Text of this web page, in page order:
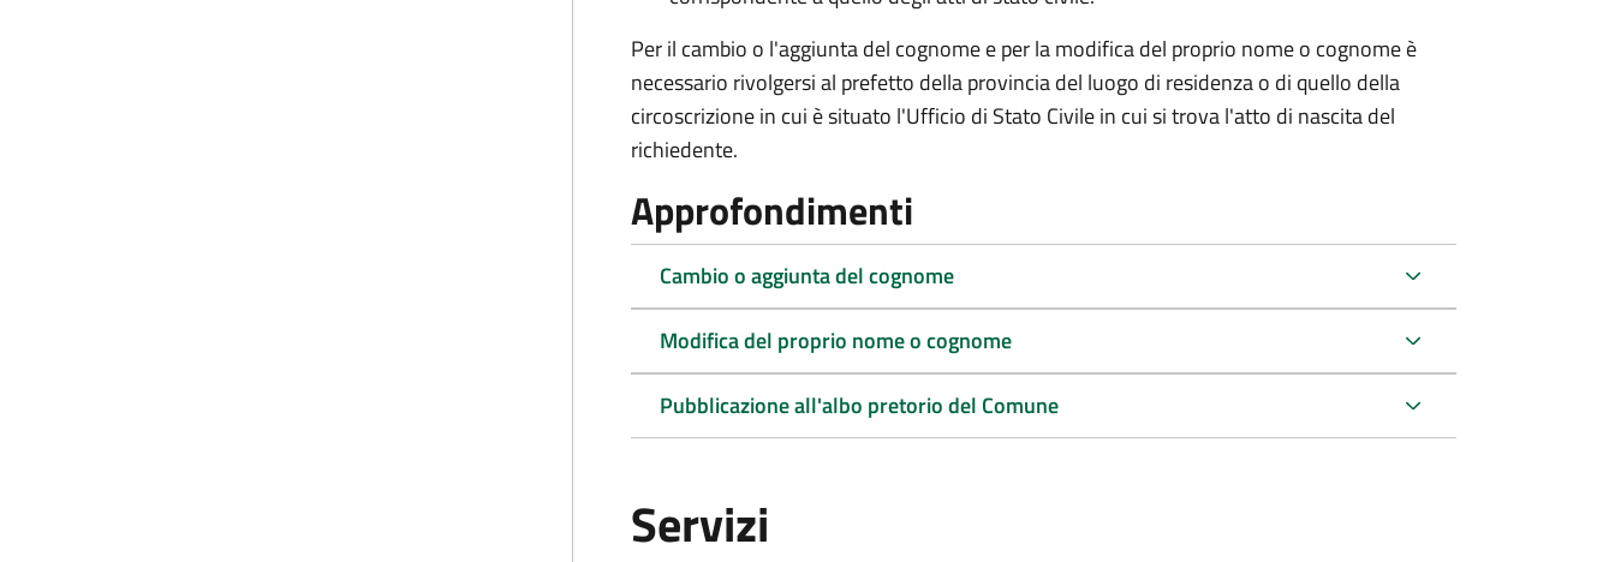
Per il cambio o l'aggiunta del cognome e per la modifica del proprio nome o cognome è
necessario rivolgersi al prefetto della provincia del luogo di residenza o di quello della
circoscrizione in cui è situato l'Ufficio di Stato Civile in cui si trova l'atto di nascita del
richiedente.
Approfondimenti
Cambio o aggiunta del cognome
Modifica del proprio nome o cognome
Pubblicazione all'albo pretorio del Comune
Servizi